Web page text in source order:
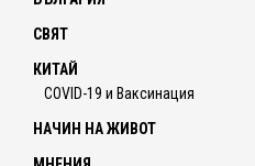
СВЯТ
КИТАЙ
COVID-19 и Ваксинация
НАЧИН НА ЖИВОТ